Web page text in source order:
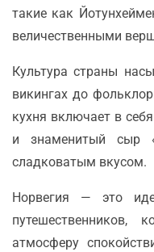
такие как
величественными
Культура страны
викингах до
кухня включает в
и знаменитый сыр
сладковатым вкусом.
Норвегия — это
путешественников,
атмосферу